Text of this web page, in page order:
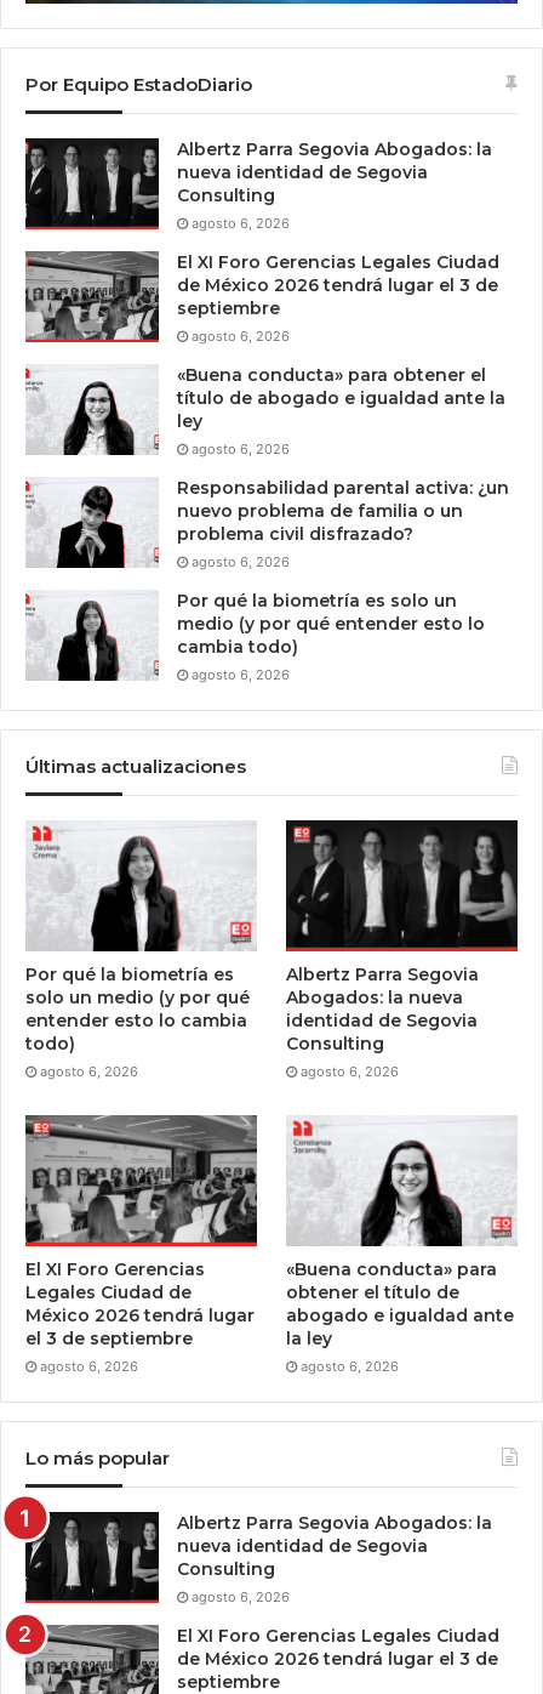
Por Equipo EstadoDiario
Albertz Parra Segovia Abogados: la
nueva identidad de Segovia
Consulting
agosto 6, 2026
El XI Foro Gerencias Legales Ciudad
de México 2026 tendrá lugar el 3 de
septiembre
agosto 6, 2026
«Buena conducta» para obtener el
título de abogado e igualdad ante la
ley
agosto 6, 2026
Responsabilidad parental activa: ¿un
nuevo problema de familia o un
problema civil disfrazado?
agosto 6, 2026
Por qué la biometría es solo un
medio (y por qué entender esto lo
cambia todo)
agosto 6, 2026
Últimas actualizaciones
Por qué la biometría es
solo un medio (y por qué
entender esto lo cambia
todo)
agosto 6, 2026
Albertz Parra Segovia
Abogados: la nueva
identidad de Segovia
Consulting
agosto 6, 2026
El XI Foro Gerencias
Legales Ciudad de
México 2026 tendrá lugar
el 3 de septiembre
agosto 6, 2026
«Buena conducta» para
obtener el título de
abogado e igualdad ante
la ley
agosto 6, 2026
Lo más popular
Albertz Parra Segovia Abogados: la
nueva identidad de Segovia
Consulting
agosto 6, 2026
El XI Foro Gerencias Legales Ciudad
de México 2026 tendrá lugar el 3 de
septiembre